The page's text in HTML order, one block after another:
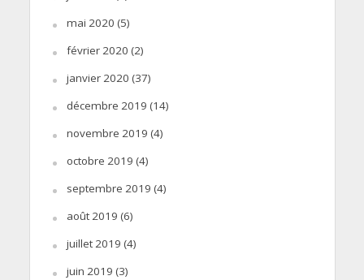
mai 2020 (5)
février 2020 (2)
janvier 2020 (37)
décembre 2019 (14)
novembre 2019 (4)
octobre 2019 (4)
septembre 2019 (4)
août 2019 (6)
juillet 2019 (4)
juin 2019 (3)